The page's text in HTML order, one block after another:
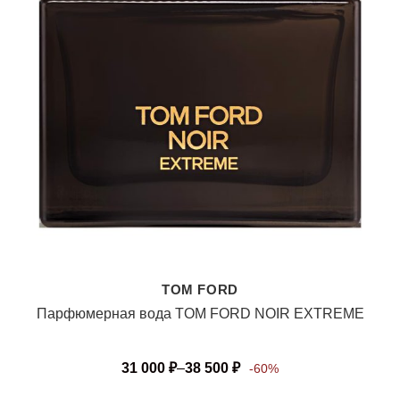
TOM FORD
Парфюмерная вода TOM FORD NOIR EXTREME
31 000 ₽–38 500 ₽ -60%